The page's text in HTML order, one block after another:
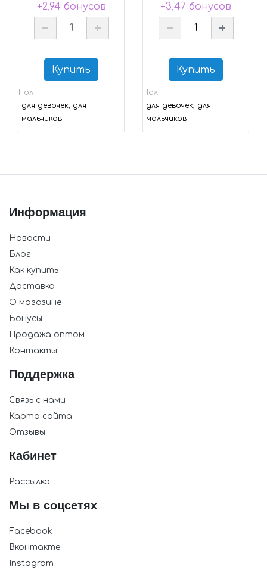
+2,94 бонусов
Купить
Пол
для девочек, для
мальчиков
+3,47 бонусов
Купить
Пол
для девочек, для
мальчиков
Информация
Новости
Блог
Как купить
Доставка
О магазине
Бонусы
Продажа оптом
Контакты
Поддержка
Связь с нами
Карта сайта
Отзывы
Кабинет
Рассылка
Мы в соцсетях
Facebook
Вконтакте
Instagram